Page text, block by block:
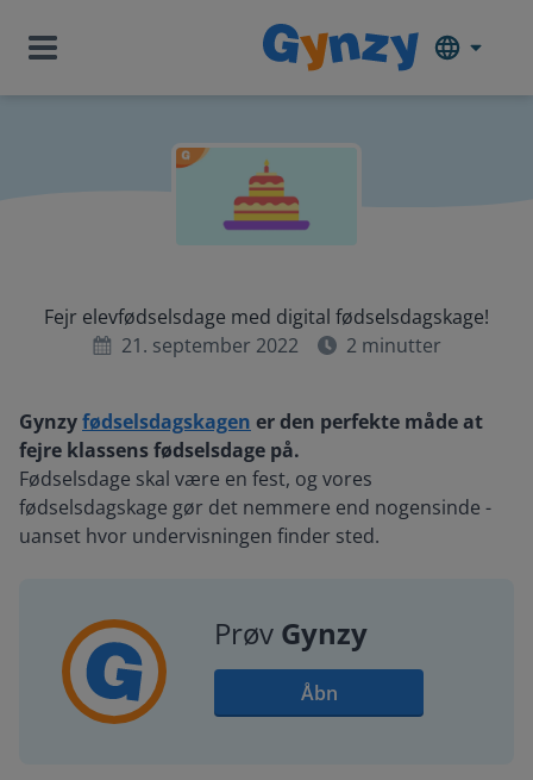
Fejr elevfødselsdage med digital fødselsdagskage!
21. september 2022
2 minutter
Gynzyfødselsdagskagen er den perfekte måde at
fejre klassens fødselsdage på.
Fødselsdage skal være en fest, og vores
fødselsdagskage gør det nemmere end nogensinde -
uanset hvor undervisningen finder sted.
Prøv Gynzy
Åbn